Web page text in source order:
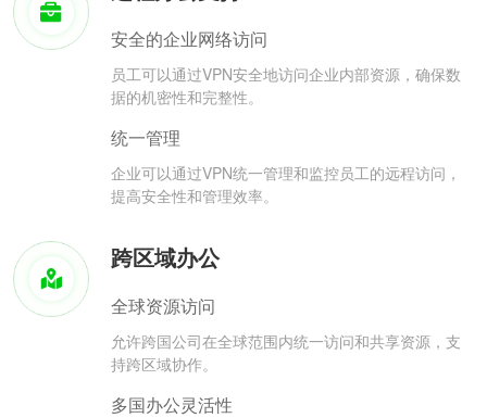
安全的企业网络访问
员工可以通过VPN安全地访问企业内部资源，确保数
据的机密性和完整性。
统一管理
企业可以通过VPN统一管理和监控员工的远程访问，
提高安全性和管理效率。
跨区域办公
全球资源访问
允许跨国公司在全球范围内统一访问和共享资源，支
持跨区域协作。
多国办公灵活性